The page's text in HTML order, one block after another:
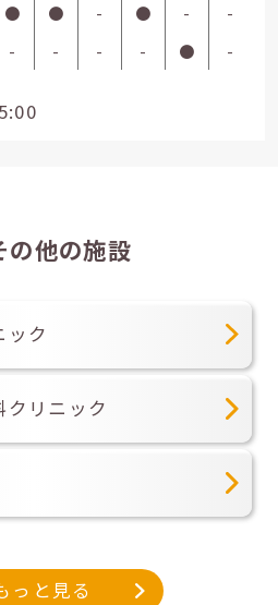
● ● - ● -
-
- - - - ● -
の他の施設
ック
リニック
っと見る